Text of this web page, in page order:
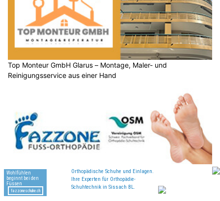
Top Monteur GmbH Glarus – Montage, Maler- und
Reinigungsservice aus einer Hand
Fazzone Fuss-Orthopädie, Sissach BL, Basel, Liestal BL –
Kompetenz für Fussgesundheit